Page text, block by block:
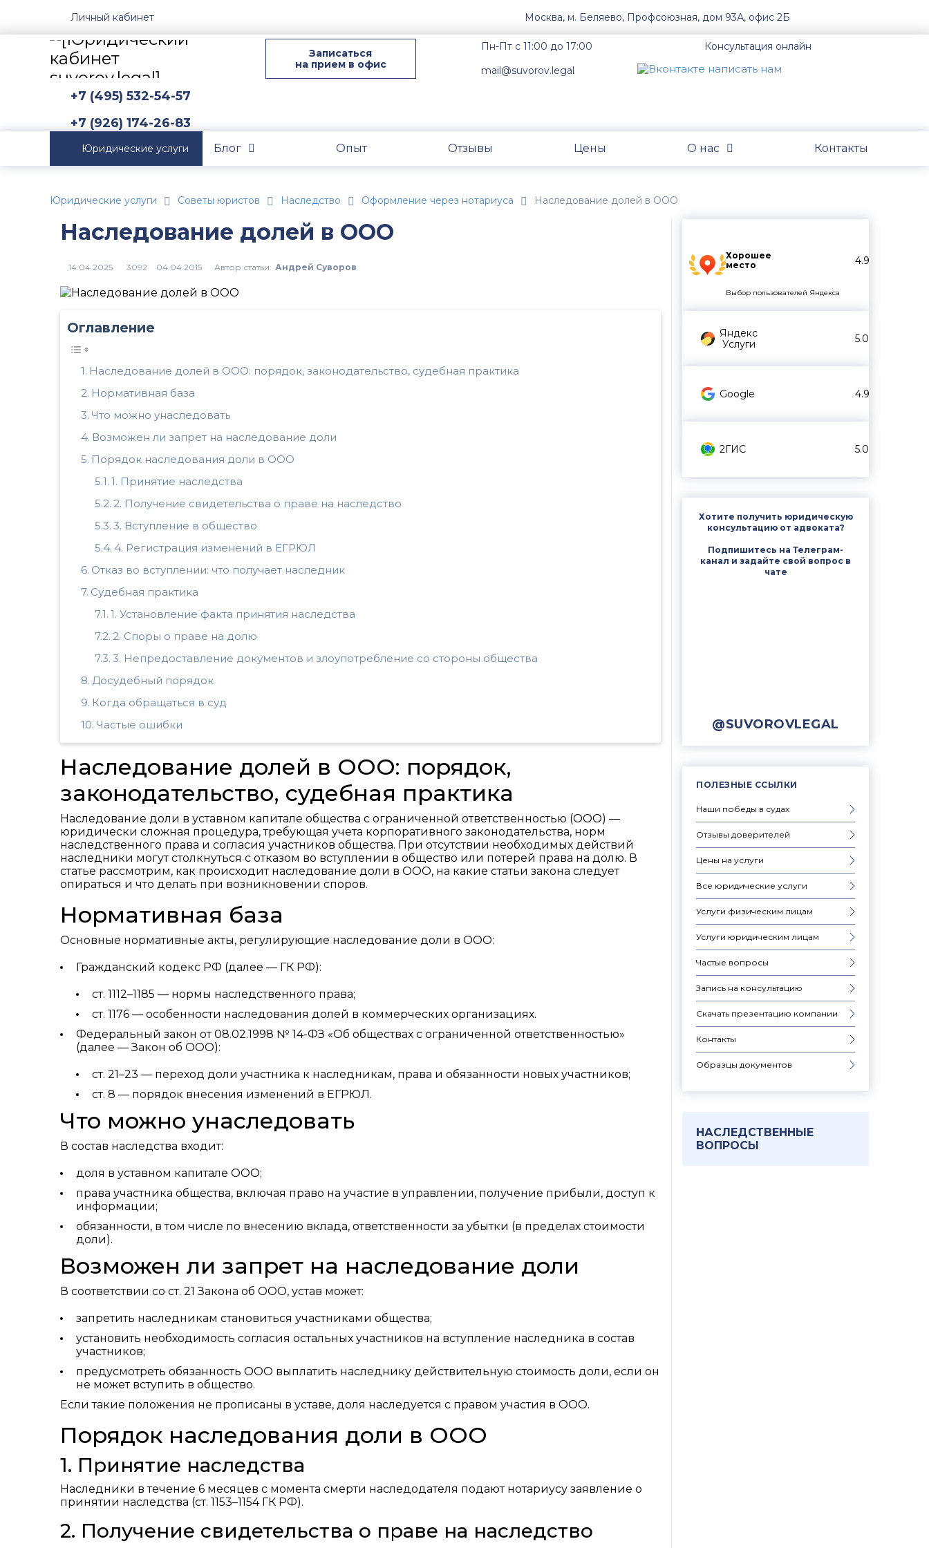
Личный кабинет Москва, м. Беляево, Профсоюзная, дом 93А, офис 2Б
Записаться
на прием в офис
Пн-Пт с 11:00 до 17:00
mail@suvorov.legal
Консультация онлайн
+7 (495) 532-54-57
+7 (926) 174-26-83
Юридические услуги Блог Опыт Отзывы Цены О нас Контакты
Юридические услуги Советы юристов Наследство Оформление через нотариуса Наследование долей в ООО
Хорошее
место
4.9
Выбор пользователей Яндекса
Яндекс
Услуги
5.0
Google 4.9
2ГИС 5.0
Хотите получить юридическую
консультацию от адвоката?
Подпишитесь на Телеграм-
канал и задайте свой вопрос в
чате
@SUVOROVLEGAL
ПОЛЕЗНЫЕ ССЫЛКИ
Наши победы в судах
Отзывы доверителей
Цены на услуги
Все юридические услуги
Услуги физическим лицам
Услуги юридическим лицам
Частые вопросы
Запись на консультацию
Скачать презентацию компании
Контакты
Образцы документов
НАСЛЕДСТВЕННЫЕ
ВОПРОСЫ
Наследование долей в ООО
3092 Автор статьи: Андрей Суворов
Оглавление
Наследование долей в ООО: порядок, законодательство, судебная практика
Нормативная база
Что можно унаследовать
Возможен ли запрет на наследование доли
Порядок наследования доли в ООО
1. Принятие наследства
2. Получение свидетельства о праве на наследство
3. Вступление в общество
4. Регистрация изменений в ЕГРЮЛ
Отказ во вступлении: что получает наследник
Судебная практика
1. Установление факта принятия наследства
2. Споры о праве на долю
3. Непредоставление документов и злоупотребление со стороны общества
Досудебный порядок
Когда обращаться в суд
Частые ошибки
Наследование долей в ООО: порядок,
законодательство, судебная практика
Наследование доли в уставном капитале общества с ограниченной ответственностью (ООО) —
юридически сложная процедура, требующая учета корпоративного законодательства, норм
наследственного права и согласия участников общества. При отсутствии необходимых действий
наследники могут столкнуться с отказом во вступлении в общество или потерей права на долю. В
статье рассмотрим, как происходит наследование доли в ООО, на какие статьи закона следует
опираться и что делать при возникновении споров.
Нормативная база
Основные нормативные акты, регулирующие наследование доли в ООО:
Гражданский кодекс РФ (далее — ГК РФ):
ст. 1112–1185 — нормы наследственного права;
ст. 1176 — особенности наследования долей в коммерческих организациях.
Федеральный закон от 08.02.1998 № 14-ФЗ «Об обществах с ограниченной ответственностью»
(далее — Закон об ООО):
ст. 21–23 — переход доли участника к наследникам, права и обязанности новых участников;
ст. 8 — порядок внесения изменений в ЕГРЮЛ.
Что можно унаследовать
В состав наследства входит:
доля в уставном капитале ООО;
права участника общества, включая право на участие в управлении, получение прибыли, доступ к
информации;
обязанности, в том числе по внесению вклада, ответственности за убытки (в пределах стоимости
доли).
Возможен ли запрет на наследование доли
В соответствии со ст. 21 Закона об ООО, устав может:
запретить наследникам становиться участниками общества;
установить необходимость согласия остальных участников на вступление наследника в состав
участников;
предусмотреть обязанность ООО выплатить наследнику действительную стоимость доли, если он
не может вступить в общество.
Если такие положения не прописаны в уставе, доля наследуется с правом участия в ООО.
Порядок наследования доли в ООО
1. Принятие наследства
Наследники в течение 6 месяцев с момента смерти наследодателя подают нотариусу заявление о
принятии наследства (ст. 1153–1154 ГК РФ).
2. Получение свидетельства о праве на наследство